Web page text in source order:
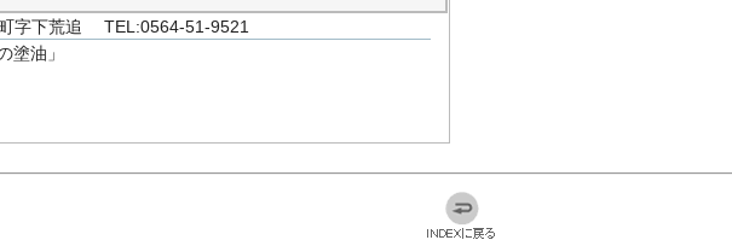
字下荒追 TEL:0564-51-9521
塗油」